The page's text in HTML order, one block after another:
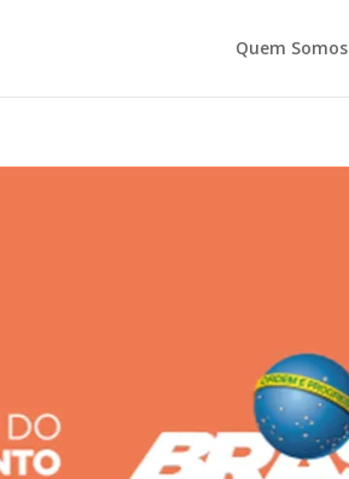
Quem Somos